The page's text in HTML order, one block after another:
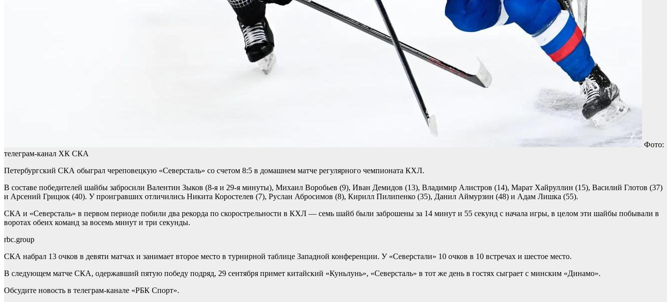
Фото:
телеграм-канал ХК СКА
Петербургский СКА обыграл череповецкую «Северсталь» со счетом 8:5 в домашнем матче регулярного чемпионата КХЛ.
В составе победителей шайбы забросили Валентин Зыков (8-я и 29-я минуты), Михаил Воробьев (9), Иван Демидов (13), Владимир Алистров (14), Марат Хайруллин (15), Василий Глотов (37)
и Арсений Грицюк (40). У проигравших отличились Никита Коростелев (7), Руслан Абросимов (8), Кирилл Пилипенко (35), Данил Аймурзин (48) и Адам Лишка (55).
СКА и «Северсталь» в первом периоде побили два рекорда по скорострельности в КХЛ — семь шайб были заброшены за 14 минут и 55 секунд с начала игры, в целом эти шайбы побывали в
воротах обеих команд за восемь минут и три секунды.
rbc.group
СКА набрал 13 очков в девяти матчах и занимает второе место в турнирной таблице Западной конференции. У «Северстали» 10 очков в 10 встречах и шестое место.
В следующем матче СКА, одержавший пятую победу подряд, 29 сентября примет китайский «Куньлунь», «Северсталь» в тот же день в гостях сыграет с минским «Динамо».
Обсудите новость в телеграм-канале «РБК Спорт».